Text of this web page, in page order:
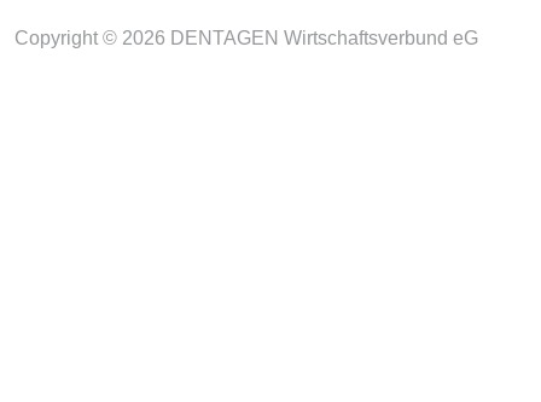
Copyright © 2026 DENTAGEN Wirtschaftsverbund eG